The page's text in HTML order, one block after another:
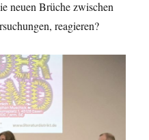
neuen Brüche zwischen
reagieren?